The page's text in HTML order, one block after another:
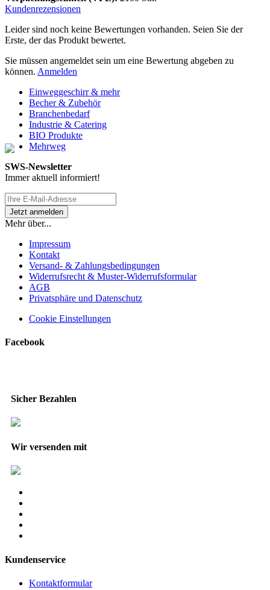
Kundenrezensionen
Leider sind noch keine Bewertungen vorhanden. Seien Sie der
Erste, der das Produkt bewertet.
Sie müssen angemeldet sein um eine Bewertung abgeben zu
können. Anmelden
Einweggeschirr & mehr
Becher & Zubehör
Branchenbedarf
Industrie & Catering
BIO Produkte
Mehrweg
SWS-Newsletter
Immer aktuell informiert!
Mehr über...
Impressum
Kontakt
Versand- & Zahlungsbedingungen
Widerrufsrecht & Muster-Widerrufsformular
AGB
Privatsphäre und Datenschutz
Cookie Einstellungen
Facebook
Sicher Bezahlen
Wir versenden mit
Kundenservice
Kontaktformular